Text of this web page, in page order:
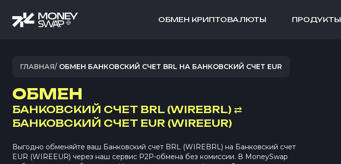
ОБМЕН КРИПТОВАЛЮТЫ ПРОДУКТЫ
ГЛАВНАЯ/ ОБМЕН БАНКОВСКИЙ СЧЕТ BRL НА БАНКОВСКИЙ СЧЕТ EUR
ОБМЕН
БАНКОВСКИЙ СЧЕТ BRL (WIREBRL) ⇄
БАНКОВСКИЙ СЧЕТ EUR (WIREEUR)
Выгодно обменяйте ваш Банковский счет BRL (WIREBRL) на Банковский счет
EUR (WIREEUR) через наш сервис P2P-обмена без комиссии. В MoneySwap